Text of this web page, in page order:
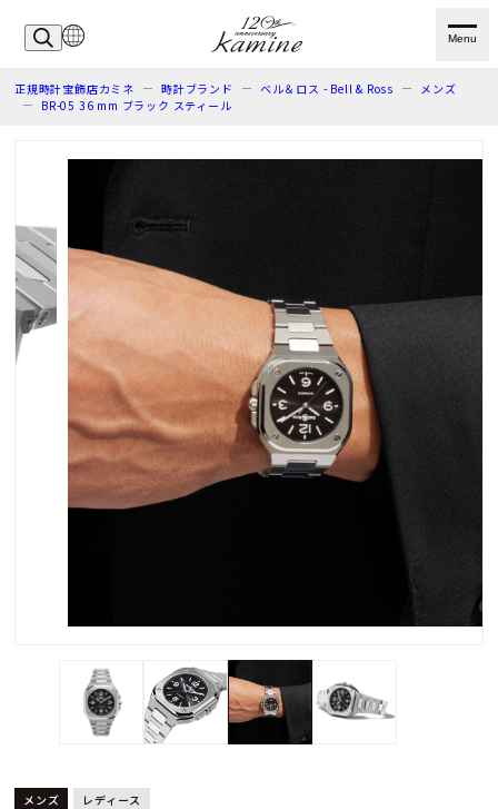
Menu
正規時計宝飾店カミネ 時計ブランド ベル＆ロス - Bell & Ross
メンズ
BR-05 36 mm ブラック スティール
メンズ レディース